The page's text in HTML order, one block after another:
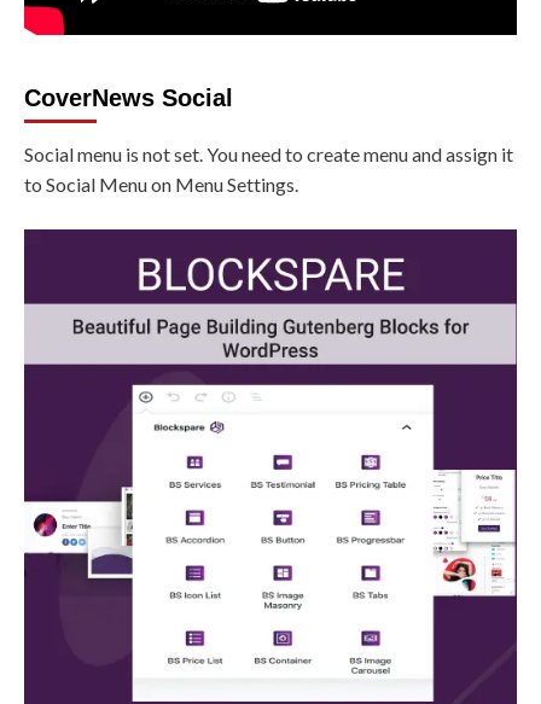
CoverNews Social
Social menu is not set. You need to create menu and assign it
to Social Menu on Menu Settings.